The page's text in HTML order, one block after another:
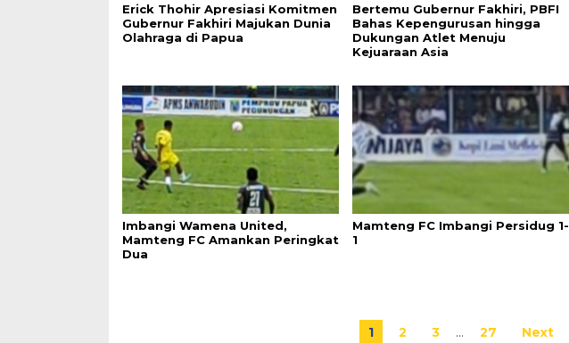
Erick Thohir Apresiasi Komitmen
Gubernur Fakhiri Majukan Dunia
Olahraga di Papua
Bertemu Gubernur Fakhiri, PBFI
Bahas Kepengurusan hingga
Dukungan Atlet Menuju
Kejuaraan Asia
Imbangi Wamena United,
Mamteng FC Amankan Peringkat
Dua
Mamteng FC Imbangi Persidug 1-
1
1 2 3 … 27 Next